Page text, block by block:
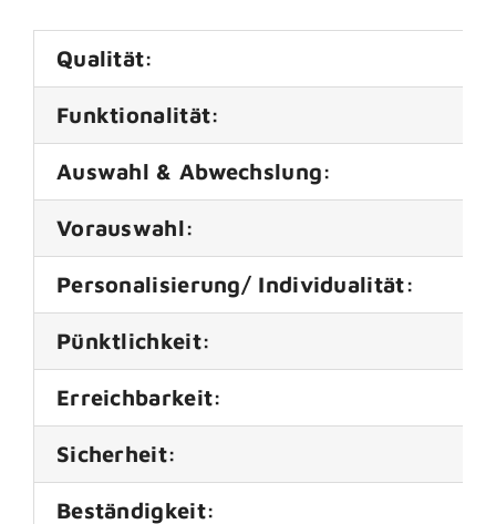
Qualität:
Funktionalität:
Auswahl & Abwechslung:
Vorauswahl:
Personalisierung/ Individualität:
Pünktlichkeit:
Erreichbarkeit:
Sicherheit:
Beständigkeit: